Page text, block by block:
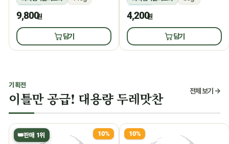
냉장
9,800원
담기
냉장
4,200원
담기
기획전
이틀만 공급! 대용량 두레맛찬 전체 보기 →
👑판매 1위 10% 10%